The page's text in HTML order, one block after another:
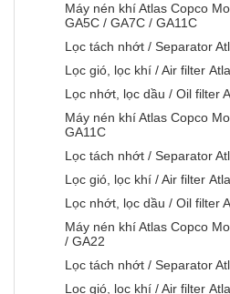
Máy nén khí Atlas Copco
GA5C / GA7C / GA11C
Lọc tách nhớt / Separator
Lọc gió, lọc khí / Air filter
Lọc nhớt, lọc dầu / Oil filter
Máy nén khí Atlas Copco
GA11C
Lọc tách nhớt / Separator
Lọc gió, lọc khí / Air filter
Lọc nhớt, lọc dầu / Oil filter
Máy nén khí Atlas Copco
/ GA22
Lọc tách nhớt / Separator
Lọc gió, lọc khí / Air filter